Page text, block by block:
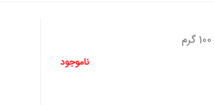
ناموجود